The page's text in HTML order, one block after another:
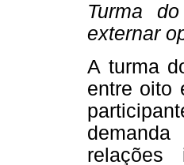
Turma
externar
A turma
entre oito
relações